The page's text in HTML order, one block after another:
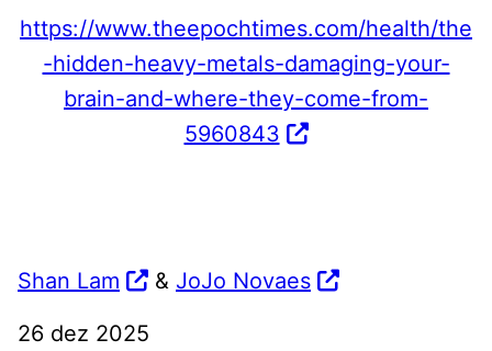
https://www.theepochtimes.com/health/the
-hidden-heavy-metals-damaging-your-
brain-and-where-they-come-from-
5960843
Shan Lam & JoJo Novaes
26 dez 2025